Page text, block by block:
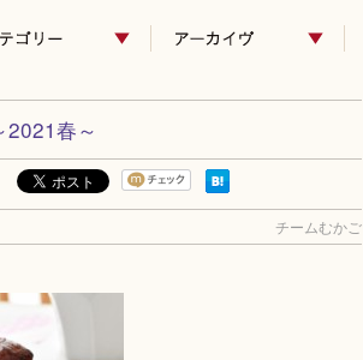
春～
チームむかご